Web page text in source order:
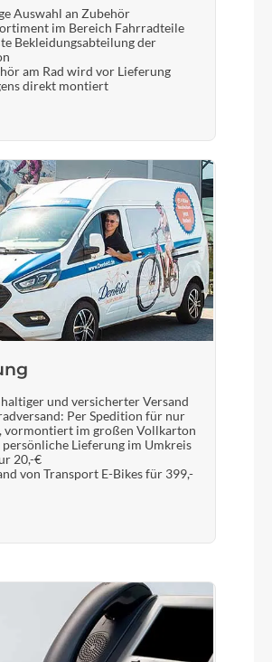
Cable Routing, 31.6mm
Auswahl an Zubehör
im Bereich Fahrradteile
Bekleidungsabteilung der
am Rad wird vor Lieferung
direkt montiert
und versicherter Versand
Per Spedition für nur
vormontiert im großen Vollkarton
persönliche Lieferung im Umkreis
20,-€
von Transport E-Bikes für 399,-